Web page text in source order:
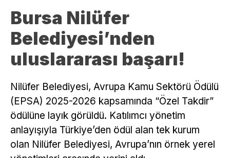
Bursa Nilüfer
Belediyesi’nden
uluslararası başarı!
Nilüfer Belediyesi, Avrupa Kamu Sektörü Ödülü
(EPSA) 2025-2026 kapsamında “Özel Takdir”
ödülüne layık görüldü. Katılımcı yönetim
anlayışıyla Türkiye’den ödül alan tek kurum
olan Nilüfer Belediyesi, Avrupa’nın örnek yerel